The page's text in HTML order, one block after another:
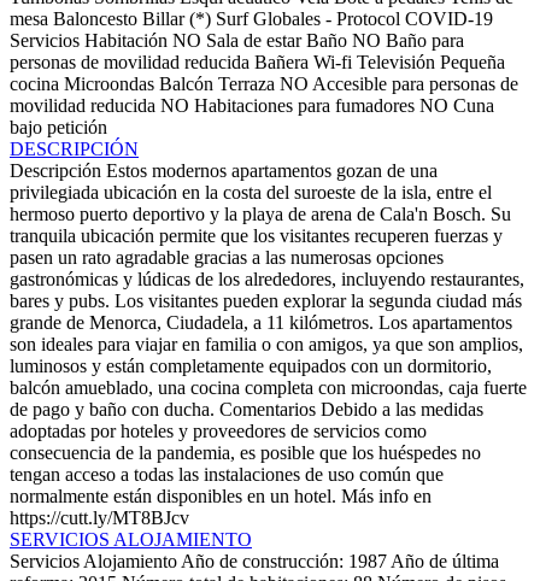
mesa Baloncesto Billar (*) Surf Globales - Protocol COVID-19
Servicios Habitación NO Sala de estar Baño NO Baño para
personas de movilidad reducida Bañera Wi-fi Televisión Pequeña
cocina Microondas Balcón Terraza NO Accesible para personas de
movilidad reducida NO Habitaciones para fumadores NO Cuna
bajo petición
DESCRIPCIÓN
Descripción Estos modernos apartamentos gozan de una
privilegiada ubicación en la costa del suroeste de la isla, entre el
hermoso puerto deportivo y la playa de arena de Cala'n Bosch. Su
tranquila ubicación permite que los visitantes recuperen fuerzas y
pasen un rato agradable gracias a las numerosas opciones
gastronómicas y lúdicas de los alrededores, incluyendo restaurantes,
bares y pubs. Los visitantes pueden explorar la segunda ciudad más
grande de Menorca, Ciudadela, a 11 kilómetros. Los apartamentos
son ideales para viajar en familia o con amigos, ya que son amplios,
luminosos y están completamente equipados con un dormitorio,
balcón amueblado, una cocina completa con microondas, caja fuerte
de pago y baño con ducha. Comentarios Debido a las medidas
adoptadas por hoteles y proveedores de servicios como
consecuencia de la pandemia, es posible que los huéspedes no
tengan acceso a todas las instalaciones de uso común que
normalmente están disponibles en un hotel. Más info en
https://cutt.ly/MT8BJcv
SERVICIOS ALOJAMIENTO
Servicios Alojamiento Año de construcción: 1987 Año de última